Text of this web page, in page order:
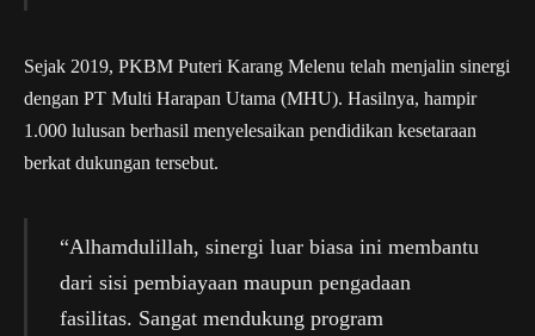
Sejak 2019, PKBM Puteri Karang Melenu telah menjalin sinergi
dengan PT Multi Harapan Utama (MHU). Hasilnya, hampir
1.000 lulusan berhasil menyelesaikan pendidikan kesetaraan
berkat dukungan tersebut.
“Alhamdulillah, sinergi luar biasa ini membantu
dari sisi pembiayaan maupun pengadaan
fasilitas. Sangat mendukung program